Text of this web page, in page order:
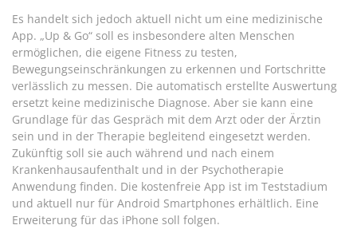
Es handelt sich jedoch aktuell nicht um eine medizinische
App. „Up & Go“ soll es insbesondere alten Menschen
ermöglichen, die eigene Fitness zu testen,
Bewegungseinschränkungen zu erkennen und Fortschritte
verlässlich zu messen. Die automatisch erstellte Auswertung
ersetzt keine medizinische Diagnose. Aber sie kann eine
Grundlage für das Gespräch mit dem Arzt oder der Ärztin
sein und in der Therapie begleitend eingesetzt werden.
Zukünftig soll sie auch während und nach einem
Krankenhausaufenthalt und in der Psychotherapie
Anwendung finden. Die kostenfreie App ist im Teststadium
und aktuell nur für Android Smartphones erhältlich. Eine
Erweiterung für das iPhone soll folgen.